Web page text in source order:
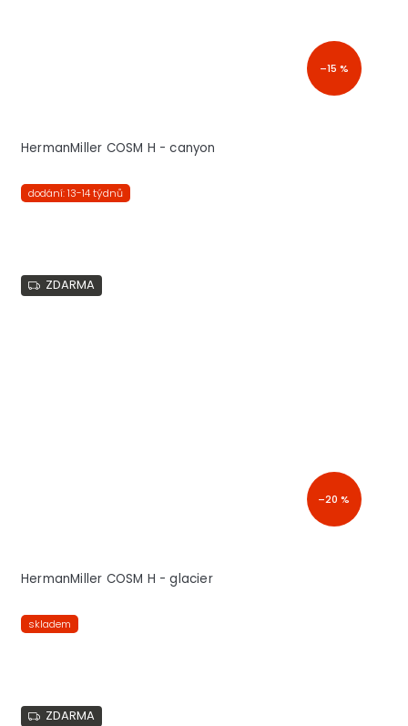
–15 %
HermanMiller COSM H - canyon
dodání: 13-14 týdnů
ZDARMA
–20 %
HermanMiller COSM H - glacier
skladem
ZDARMA